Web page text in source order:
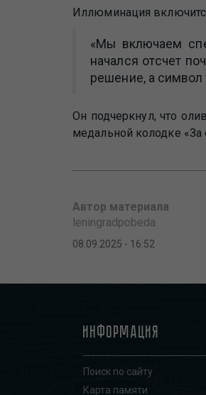
Иллюминация
«Мы включаем
начался отсчет
решение, а символ
Он подчеркнул, что
медальной колодке «За
Автор материала
leningradpobeda
08.09.2025 - 16:52
Информация
Поиск по сайту
Карта памяти